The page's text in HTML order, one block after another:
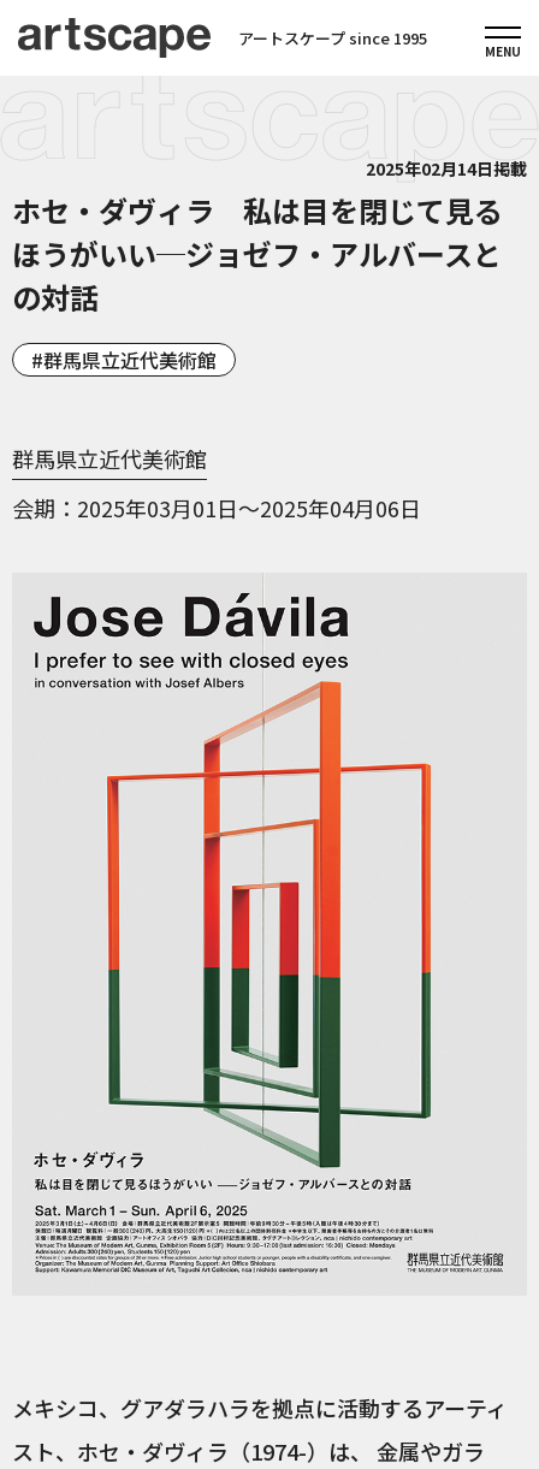
アートスケープ since 1995
2025年02月14日掲載
ホセ・ダヴィラ 私は目を閉じて見る
ほうがいい─ジョゼフ・アルバースと
の対話
群馬県立近代美術館
群馬県立近代美術館
会期
2025年03月01日～2025年04月06日
メキシコ、グアダラハラを拠点に活動するアーティ
スト、ホセ・ダヴィラ（1974-）は、 金属やガラ